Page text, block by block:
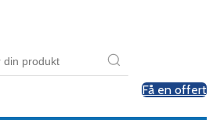
Få en offert